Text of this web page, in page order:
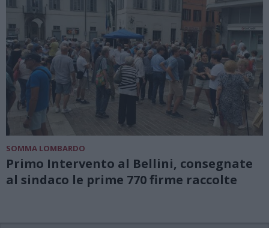
SOMMA LOMBARDO
Primo Intervento al Bellini, consegnate
al sindaco le prime 770 firme raccolte